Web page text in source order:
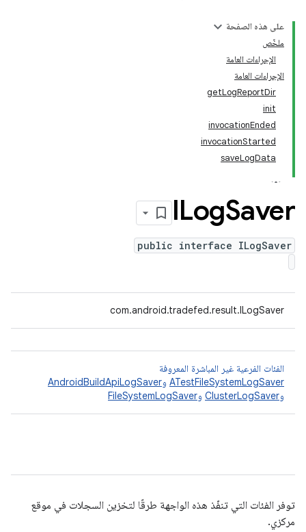
على هذه الصفحة
ملخّص
الإجراءات العامة
الإجراءات العامة
getLogReportDir
init
invocationEnded
invocationStarted
saveLogData
ILogSaver
public interface ILogSaver
com.android.tradefed.result.ILogSaver
الفئات الفرعية غير المباشرة المعروفة
ATestFileSystemLogSaver وAndroidBuildApiLogSaver
وClusterLogSaver وFileSystemLogSaver
توفر الفئات التي تنفّذ هذه الواجهة طرقًا لتخزين السجلات في موقع
مركزي.